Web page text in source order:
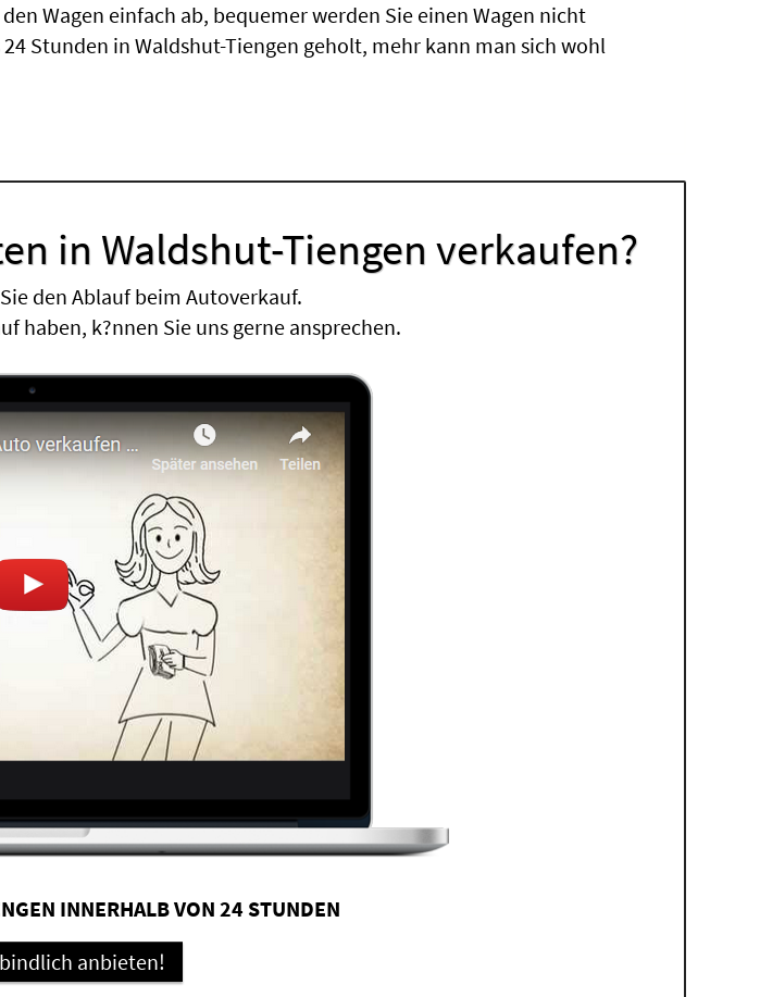
Wagen einfach ab, bequemer werden Sie einen Wagen nicht
Stunden in Waldshut-Tiengen geholt, mehr kann man sich wohl
in Waldshut-Tiengen verkaufen?
den Ablauf beim Autoverkauf.
haben, k?nnen Sie uns gerne ansprechen.
INNERHALB VON 24 STUNDEN
anbieten!